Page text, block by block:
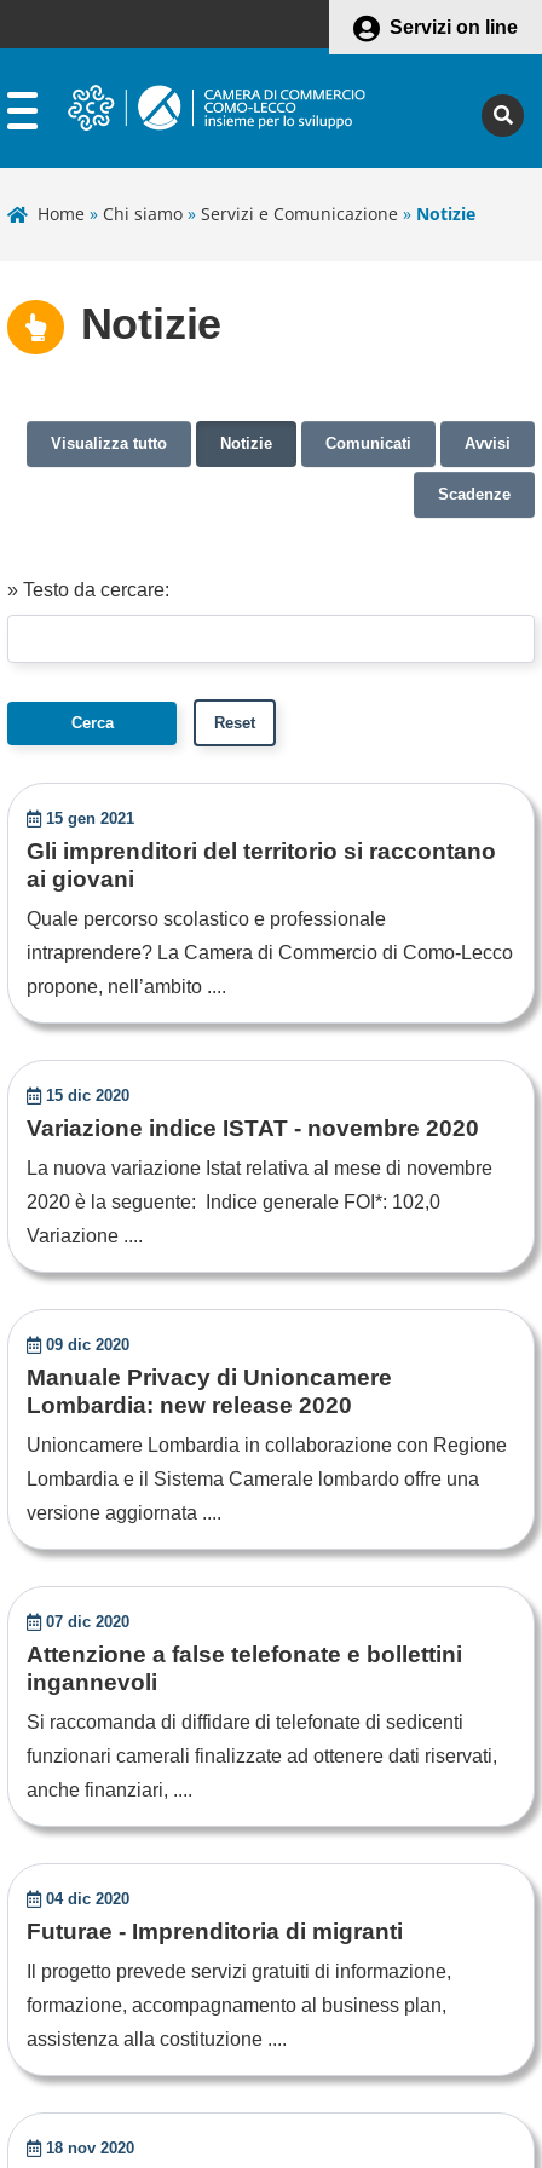
Servizi on line
Home » Chi siamo » Servizi e Comunicazione » Notizie
Notizie
Visualizza tutto Notizie Comunicati Avvisi
Scadenze
» Testo da cercare:
15 gen 2021
Gli imprenditori del territorio si raccontano
ai giovani
Quale percorso scolastico e professionale
intraprendere? La Camera di Commercio di Como-Lecco
propone, nell’ambito ....
15 dic 2020
Variazione indice ISTAT - novembre 2020
La nuova variazione Istat relativa al mese di novembre
2020 è la seguente: Indice generale FOI*: 102,0
Variazione ....
09 dic 2020
Manuale Privacy di Unioncamere
Lombardia: new release 2020
Unioncamere Lombardia in collaborazione con Regione
Lombardia e il Sistema Camerale lombardo offre una
versione aggiornata ....
07 dic 2020
Attenzione a false telefonate e bollettini
ingannevoli
Si raccomanda di diffidare di telefonate di sedicenti
funzionari camerali finalizzate ad ottenere dati riservati,
anche finanziari, ....
04 dic 2020
Futurae - Imprenditoria di migranti
Il progetto prevede servizi gratuiti di informazione,
formazione, accompagnamento al business plan,
assistenza alla costituzione ....
18 nov 2020